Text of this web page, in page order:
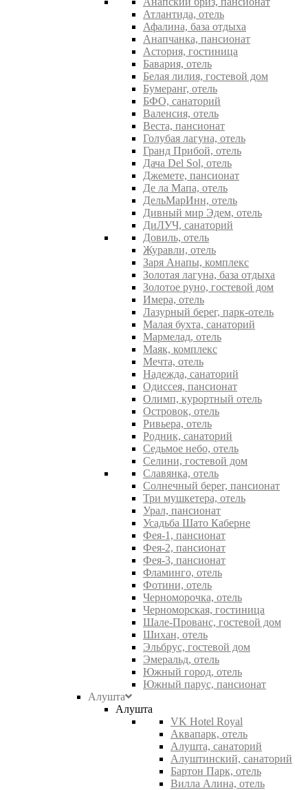
Атлантида, отель
Афалина, база отдыха
Анапчанка, пансионат
Астория, гостиница
Бавария, отель
Белая лилия, гостевой дом
Бумеранг, отель
БФО, санаторий
Валенсия, отель
Веста, пансионат
Голубая лагуна, отель
Гранд Прибой, отель
Дача Del Sol, отель
Джемете, пансионат
Де ла Мапа, отель
ДельМарИнн, отель
Дивный мир Эдем, отель
ДиЛУЧ, санаторий
Довиль, отель
Журавли, отель
Заря Анапы, комплекс
Золотая лагуна, база отдыха
Золотое руно, гостевой дом
Имера, отель
Лазурный берег, парк-отель
Малая бухта, санаторий
Мармелад, отель
Маяк, комплекс
Мечта, отель
Надежда, санаторий
Одиссея, пансионат
Олимп, курортный отель
Островок, отель
Ривьера, отель
Родник, санаторий
Седьмое небо, отель
Селини, гостевой дом
Славянка, отель
Солнечный берег, пансионат
Три мушкетера, отель
Урал, пансионат
Усадьба Шато Каберне
Фея-1, пансионат
Фея-2, пансионат
Фея-3, пансионат
Фламинго, отель
Фотини, отель
Черноморочка, отель
Черноморская, гостиница
Шале-Прованс, гостевой дом
Шихан, отель
Эльбрус, гостевой дом
Эмеральд, отель
Южный город, отель
Южный парус, пансионат
Алушта
Алушта
VK Hotel Royal
Аквапарк, отель
Алушта, санаторий
Алуштинский, санаторий
Бартон Парк, отель
Вилла Алина, отель